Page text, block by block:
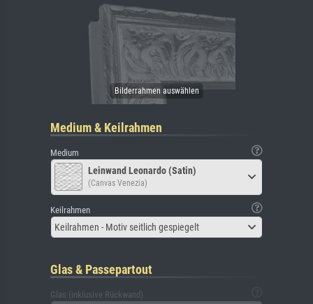
Medium & Keilrahmen
Medium
Leinwand Leonardo (Satin)
(Canvas Venezia)
Keilrahmen
Keilrahmen - Motiv seitlich gespiegelt
Glas & Passepartout
Glas (inklusive Rückwand)